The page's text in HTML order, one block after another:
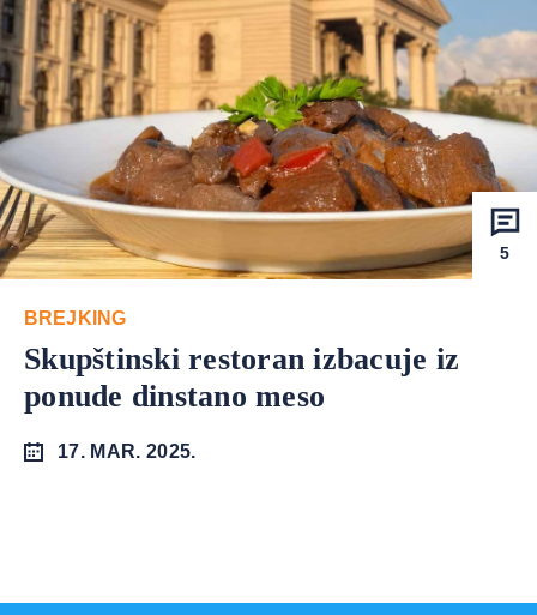
5
BREJKING
Skupštinski restoran izbacuje iz
ponude dinstano meso
17. MAR. 2025.